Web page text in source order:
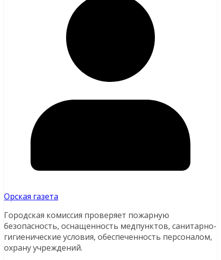
Орская газета
Городская комиссия проверяет пожарную
безопасность, оснащенность медпунктов, санитарно-
гигиенические условия, обеспеченность персоналом,
охрану учреждений.